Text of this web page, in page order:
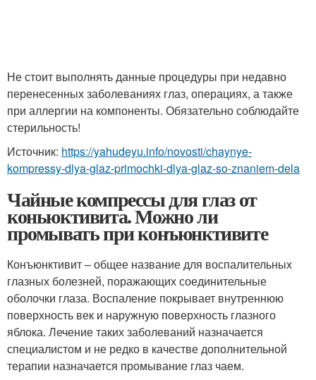
Не стоит выполнять данные процедуры при недавно
перенесенных заболеваниях глаз, операциях, а также
при аллергии на компоненты. Обязательно соблюдайте
стерильность!
Источник: https://yahudeyu.info/novosti/chaynye-
kompressy-dlya-glaz-primochki-dlya-glaz-so-znaniem-dela
Чайные компрессы для глаз от
коньюктивита. Можно ли
промывать при конъюнктивите
Конъюнктивит – общее название для воспалительных
глазных болезней, поражающих соединительные
оболочки глаза. Воспаление покрывает внутреннюю
поверхность век и наружную поверхность глазного
яблока. Лечение таких заболеваний назначается
специалистом и не редко в качестве дополнительной
терапии назначается промывание глаз чаем.